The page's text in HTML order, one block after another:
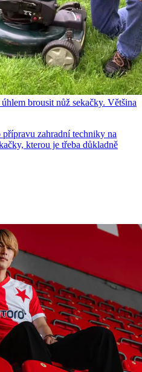
brousit nůž sekačky. Většina
zahradní techniky na
kterou je třeba důkladně